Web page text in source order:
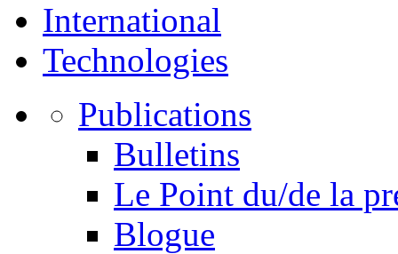
International
Technologies
Publications
Bulletins
Le Point du/de la
Blogue